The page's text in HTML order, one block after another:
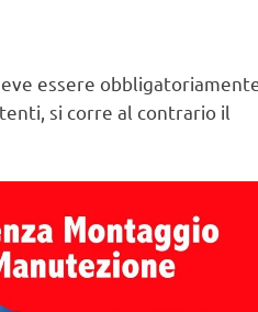
essere
si corre al contrario il